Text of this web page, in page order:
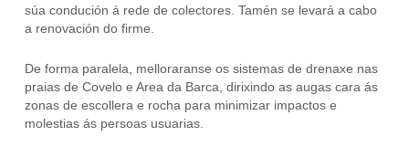
súa condución á rede de colectores. Tamén se levará a cabo
a renovación do firme.
De forma paralela, melloraranse os sistemas de drenaxe nas
praias de Covelo e Area da Barca, dirixindo as augas cara ás
zonas de escollera e rocha para minimizar impactos e
molestias ás persoas usuarias.